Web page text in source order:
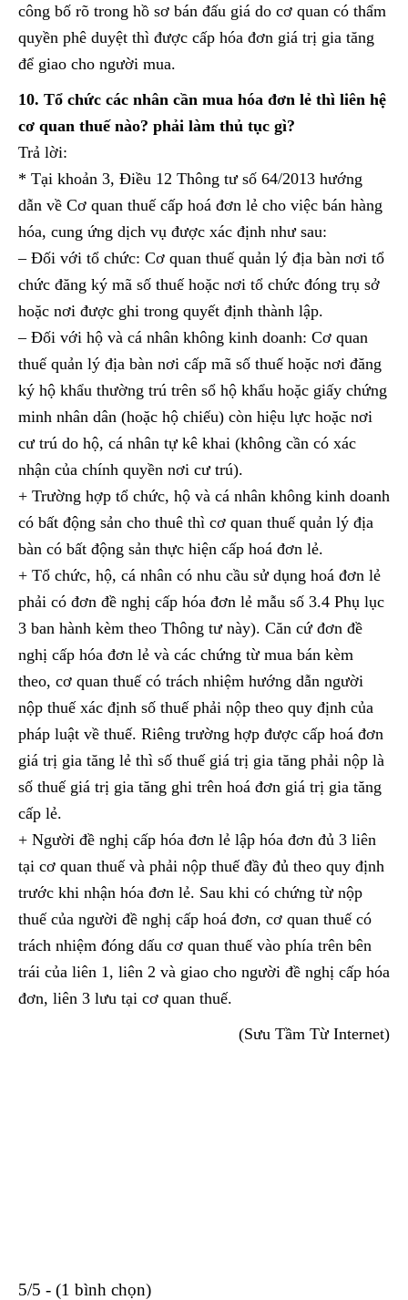
công bố rõ trong hồ sơ bán đấu giá do cơ quan có thẩm
quyền phê duyệt thì được cấp hóa đơn giá trị gia tăng
để giao cho người mua.
10. Tổ chức các nhân cần mua hóa đơn lẻ thì liên hệ
cơ quan thuế nào? phải làm thủ tục gì?
Trả lời:
* Tại khoản 3, Điều 12 Thông tư số 64/2013 hướng
dẫn về Cơ quan thuế cấp hoá đơn lẻ cho việc bán hàng
hóa, cung ứng dịch vụ được xác định như sau:
– Đối với tổ chức: Cơ quan thuế quản lý địa bàn nơi tổ
chức đăng ký mã số thuế hoặc nơi tổ chức đóng trụ sở
hoặc nơi được ghi trong quyết định thành lập.
– Đối với hộ và cá nhân không kinh doanh: Cơ quan
thuế quản lý địa bàn nơi cấp mã số thuế hoặc nơi đăng
ký hộ khẩu thường trú trên sổ hộ khẩu hoặc giấy chứng
minh nhân dân (hoặc hộ chiếu) còn hiệu lực hoặc nơi
cư trú do hộ, cá nhân tự kê khai (không cần có xác
nhận của chính quyền nơi cư trú).
+ Trường hợp tổ chức, hộ và cá nhân không kinh doanh
có bất động sản cho thuê thì cơ quan thuế quản lý địa
bàn có bất động sản thực hiện cấp hoá đơn lẻ.
+ Tổ chức, hộ, cá nhân có nhu cầu sử dụng hoá đơn lẻ
phải có đơn đề nghị cấp hóa đơn lẻ mẫu số 3.4 Phụ lục
3 ban hành kèm theo Thông tư này). Căn cứ đơn đề
nghị cấp hóa đơn lẻ và các chứng từ mua bán kèm
theo, cơ quan thuế có trách nhiệm hướng dẫn người
nộp thuế xác định số thuế phải nộp theo quy định của
pháp luật về thuế. Riêng trường hợp được cấp hoá đơn
giá trị gia tăng lẻ thì số thuế giá trị gia tăng phải nộp là
số thuế giá trị gia tăng ghi trên hoá đơn giá trị gia tăng
cấp lẻ.
+ Người đề nghị cấp hóa đơn lẻ lập hóa đơn đủ 3 liên
tại cơ quan thuế và phải nộp thuế đầy đủ theo quy định
trước khi nhận hóa đơn lẻ. Sau khi có chứng từ nộp
thuế của người đề nghị cấp hoá đơn, cơ quan thuế có
trách nhiệm đóng dấu cơ quan thuế vào phía trên bên
trái của liên 1, liên 2 và giao cho người đề nghị cấp hóa
đơn, liên 3 lưu tại cơ quan thuế.
(Sưu Tầm Từ Internet)
5/5 - (1 bình chọn)